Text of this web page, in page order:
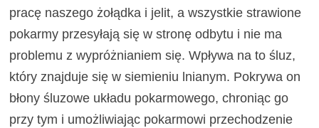
pracę naszego żołądka i jelit, a wszystkie strawione
pokarmy przesyłają się w stronę odbytu i nie ma
problemu z wypróżnianiem się. Wpływa na to śluz,
który znajduje się w siemieniu lnianym. Pokrywa on
błony śluzowe układu pokarmowego, chroniąc go
przy tym i umożliwiając pokarmowi przechodzenie